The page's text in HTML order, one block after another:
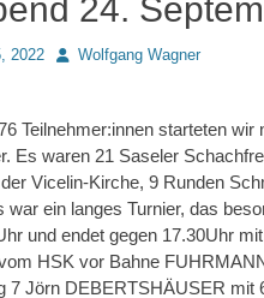
24.
2022 AutorWolfgang Wagner
Teilnehmer:innen starteten
Es waren 21 Saseler
Vicelin-Kirche, 9 Runden
war ein langes Turnier, das
und endet gegen 17.30Uhr
HSK vor Bahne
7 Jörn DEBERTSHÄUSER mit